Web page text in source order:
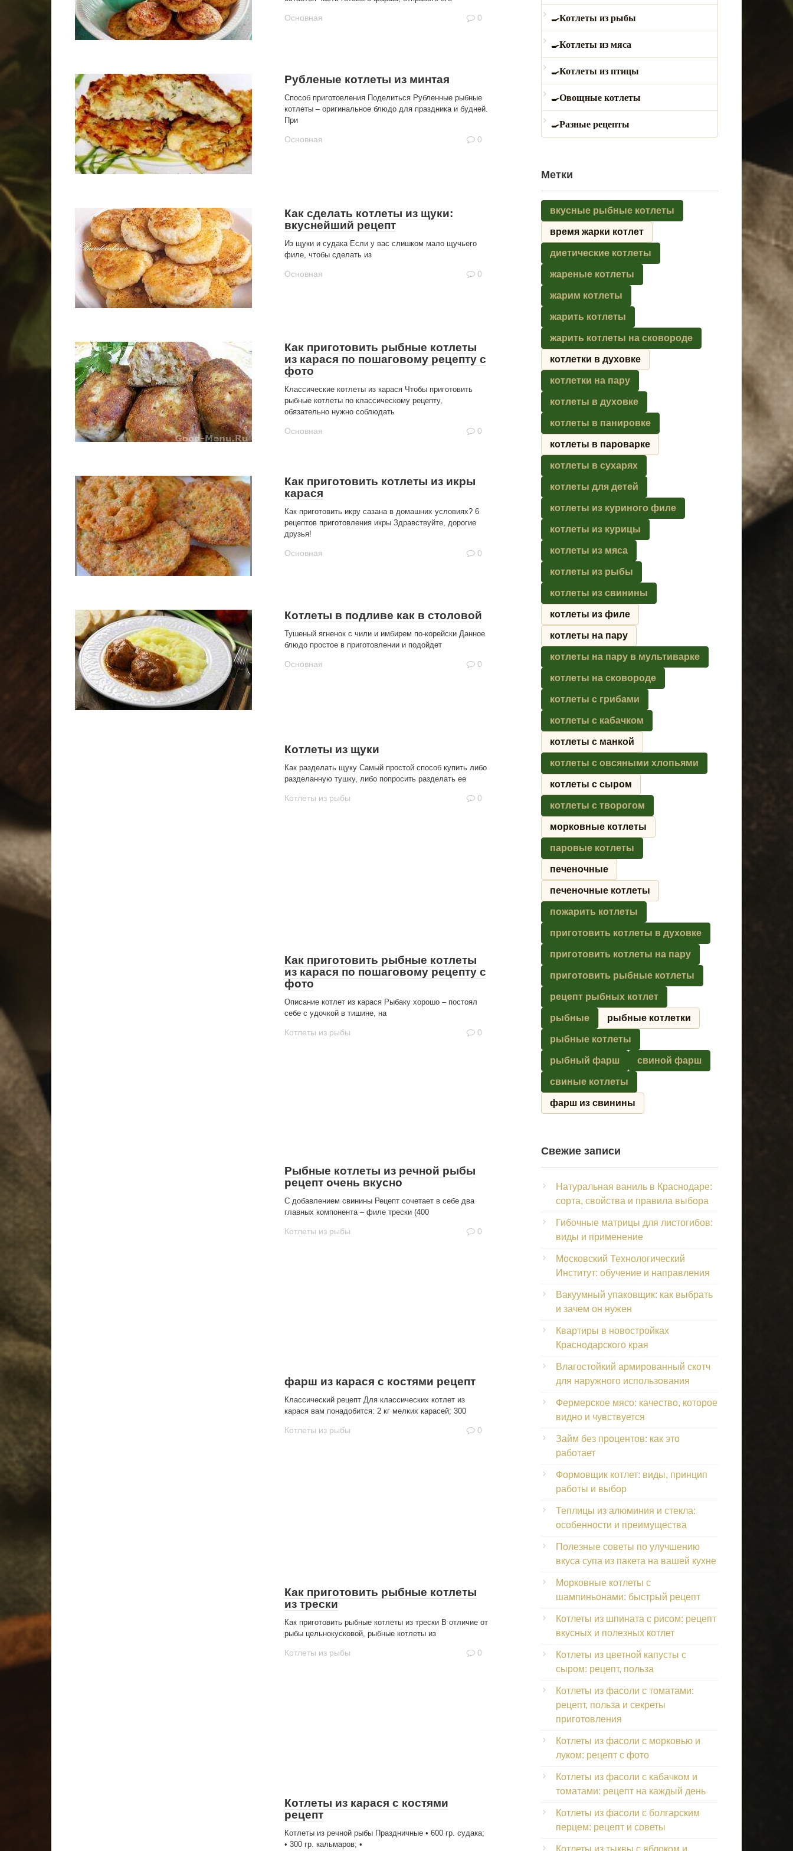
Основная 0
Рубленые котлеты из минтая
Способ приготовления Поделиться Рубленные рыбные
котлеты – оригинальное блюдо для праздника и будней.
При
Основная 0
Как сделать котлеты из щуки:
вкуснейший рецепт
Из щуки и судака Если у вас слишком мало щучьего
филе, чтобы сделать из
Основная 0
Как приготовить рыбные котлеты
из карася по пошаговому рецепту с
фото
Классические котлеты из карася Чтобы приготовить
рыбные котлеты по классическому рецепту,
обязательно нужно соблюдать
Основная 0
Как приготовить котлеты из икры
карася
Как приготовить икру сазана в домашних условиях? 6
рецептов приготовления икры Здравствуйте, дорогие
друзья!
Основная 0
Котлеты в подливе как в столовой
Тушеный ягненок с чили и имбирем по-корейски Данное
блюдо простое в приготовлении и подойдет
Основная 0
Котлеты из щуки
Как разделать щуку Самый простой способ купить либо
разделанную тушку, либо попросить разделать ее
Котлеты из рыбы 0
Как приготовить рыбные котлеты
из карася по пошаговому рецепту с
фото
Описание котлет из карася Рыбаку хорошо – постоял
себе с удочкой в тишине, на
Котлеты из рыбы 0
Рыбные котлеты из речной рыбы
рецепт очень вкусно
С добавлением свинины Рецепт сочетает в себе два
главных компонента – филе трески (400
Котлеты из рыбы 0
фарш из карася с костями рецепт
Классический рецепт Для классических котлет из
карася вам понадобится: 2 кг мелких карасей; 300
Котлеты из рыбы 0
Как приготовить рыбные котлеты
из трески
Как приготовить рыбные котлеты из трески В отличие от
рыбы цельнокусковой, рыбные котлеты из
Котлеты из рыбы 0
Котлеты из карася с костями
рецепт
Котлеты из речной рыбы Праздничные • 600 гр. судака;
• 300 гр. кальмаров; •
Котлеты из рыбы
Котлеты из мяса
Котлеты из птицы
Овощные котлеты
Разные рецепты
Метки
вкусные рыбные котлеты
время жарки котлет
диетические котлеты
жареные котлеты
жарим котлеты
жарить котлеты
жарить котлеты на сковороде
котлетки в духовке
котлетки на пару
котлеты в духовке
котлеты в панировке
котлеты в пароварке
котлеты в сухарях
котлеты для детей
котлеты из куриного филе
котлеты из курицы
котлеты из мяса
котлеты из рыбы
котлеты из свинины
котлеты из филе
котлеты на пару
котлеты на пару в мультиварке
котлеты на сковороде
котлеты с грибами
котлеты с кабачком
котлеты с манкой
котлеты с овсяными хлопьями
котлеты с сыром
котлеты с творогом
морковные котлеты
паровые котлеты
печеночные
печеночные котлеты
пожарить котлеты
приготовить котлеты в духовке
приготовить котлеты на пару
приготовить рыбные котлеты
рецепт рыбных котлет
рыбные рыбные котлетки
рыбные котлеты
рыбный фарш свиной фарш
свиные котлеты
фарш из свинины
Свежие записи
Натуральная ваниль в Краснодаре:
сорта, свойства и правила выбора
Гибочные матрицы для листогибов:
виды и применение
Московский Технологический
Институт: обучение и направления
Вакуумный упаковщик: как выбрать
и зачем он нужен
Квартиры в новостройках
Краснодарского края
Влагостойкий армированный скотч
для наружного использования
Фермерское мясо: качество, которое
видно и чувствуется
Займ без процентов: как это
работает
Формовщик котлет: виды, принцип
работы и выбор
Теплицы из алюминия и стекла:
особенности и преимущества
Полезные советы по улучшению
вкуса супа из пакета на вашей кухне
Морковные котлеты с
шампиньонами: быстрый рецепт
Котлеты из шпината с рисом: рецепт
вкусных и полезных котлет
Котлеты из цветной капусты с
сыром: рецепт, польза
Котлеты из фасоли с томатами:
рецепт, польза и секреты
приготовления
Котлеты из фасоли с морковью и
луком: рецепт с фото
Котлеты из фасоли с кабачком и
томатами: рецепт на каждый день
Котлеты из фасоли с болгарским
перцем: рецепт и советы
Котлеты из тыквы с яблоком и